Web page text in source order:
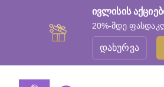
ივლისის
20%-მდე
დახურვა